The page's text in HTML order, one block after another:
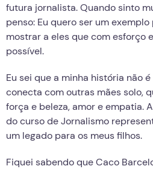
futura jornalista. Quando sinto
penso: Eu quero ser um
mostrar a eles que com esforço
possível.
Eu sei que a minha história não
conecta com outras mães solo,
força e beleza, amor e empatia.
do curso de Jornalismo
um legado para os meus filhos.
Fiquei sabendo que Caco